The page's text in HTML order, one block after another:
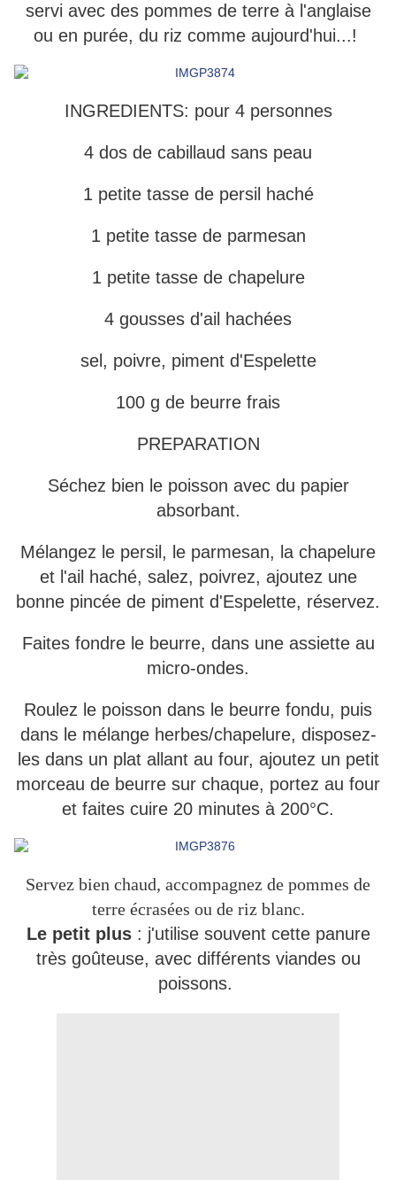
servi avec des pommes de terre à l'anglaise
ou en purée, du riz comme aujourd'hui...!
INGREDIENTS: pour 4 personnes
4 dos de cabillaud sans peau
1 petite tasse de persil haché
1 petite tasse de parmesan
1 petite tasse de chapelure
4 gousses d'ail hachées
sel, poivre, piment d'Espelette
100 g de beurre frais
PREPARATION
Séchez bien le poisson avec du papier
absorbant.
Mélangez le persil, le parmesan, la chapelure
et l'ail haché, salez, poivrez, ajoutez une
bonne pincée de piment d'Espelette, réservez.
Faites fondre le beurre, dans une assiette au
micro-ondes.
Roulez le poisson dans le beurre fondu, puis
dans le mélange herbes/chapelure, disposez-
les dans un plat allant au four, ajoutez un petit
morceau de beurre sur chaque, portez au four
et faites cuire 20 minutes à 200°C.
Servez bien chaud, accompagnez de pommes de
terre écrasées ou de riz blanc.
Le petit plus: j'utilise souvent cette panure
très goûteuse, avec différents viandes ou
poissons.